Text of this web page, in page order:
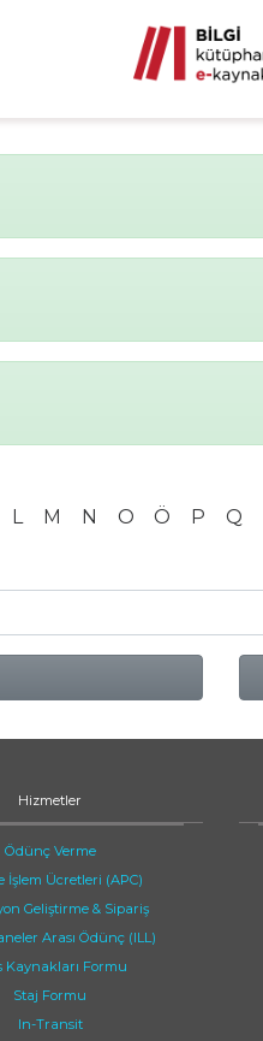
L M N O Ö P Q
Hizmetler
Ödünç Verme
İşlem Ücretleri (APC)
Geliştirme & Sipariş
Arası Ödünç (ILL)
Kaynakları Formu
Staj Formu
In-Transit